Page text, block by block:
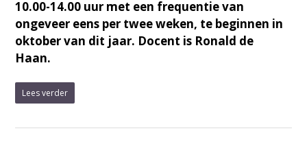
10.00-14.00 uur met een frequentie van
ongeveer eens per twee weken, te beginnen in
oktober van dit jaar. Docent is Ronald de
Haan.
Lees verder